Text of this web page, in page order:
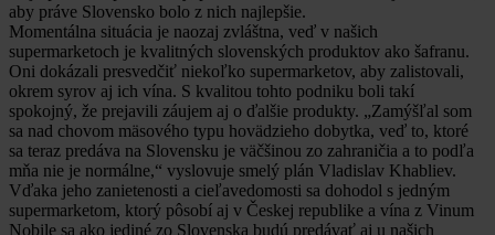
aby práve Slovensko bolo z nich najlepšie.
Momentálna situácia je naozaj zvláštna, veď v našich
supermarketoch je kvalitných slovenských produktov ako šafranu.
Oni dokázali presvedčiť niekoľko supermarketov, aby zalistovali,
okrem syrov aj ich vína. S kvalitou tohto podniku boli takí
spokojný, že prejavili záujem aj o ďalšie produkty. „Zamýšľal som
sa nad chovom mäsového typu hovädzieho dobytka, veď to, ktoré
sa teraz predáva na Slovensku je väčšinou zo zahraničia a to podľa
mňa nie je normálne,“ vyslovuje smelý plán Vladislav Khabliev.
Vďaka jeho zanietenosti a cieľavedomosti sa dohodol s jedným
supermarketom, ktorý pôsobí aj v Českej republike a vína z Vinum
Nobile sa ako jediné zo Slovenska budú predávať aj u našich